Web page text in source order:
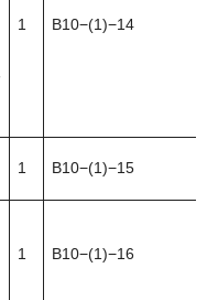
1 B10−(1)−14
1 B10−(1)−15
1 B10−(1)−16